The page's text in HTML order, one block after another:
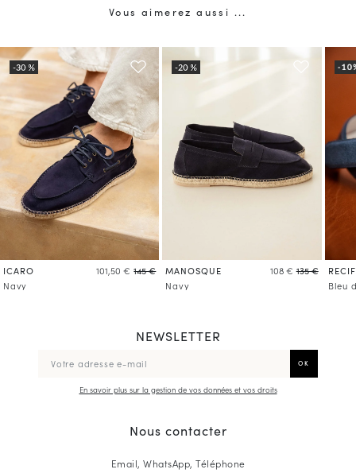
Vous aimerez aussi ...
ICARO 101,50 € 145 €
Navy
MANOSQUE 108 € 135 €
Navy
Bleu
NEWSLETTER
En savoir plus sur la gestion de vos données et vos droits
Nous contacter
Email, WhatsApp, Téléphone